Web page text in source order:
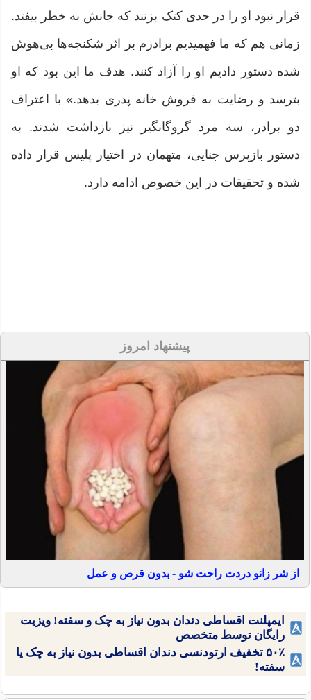
قرار نبود او را در حدی کتک بزنند که جانش به خطر بیفتد.
زمانی هم که ما فهمیدیم برادرم بر اثر شکنجه‌ها بی‌هوش
شده دستور دادیم او را آزاد کنند. هدف ما این بود که او
بترسد و رضایت به فروش خانه پدری بدهد.» با اعتراف
دو برادر، سه مرد گروگانگیر نیز بازداشت شدند. به
دستور بازپرس جنایی، متهمان در اختیار پلیس قرار داده
شده و‌ تحقیقات در این خصوص ادامه دارد.
پیشنهاد امروز
از شر زانو دردت راحت شو - بدون قرص و عمل
ایمپلنت اقساطی دندان بدون نیاز به چک و سفته! ویزیت
رایگان توسط متخصص
۵۰٪ تخفیف ارتودنسی دندان اقساطی بدون نیاز به چک یا
سفته!